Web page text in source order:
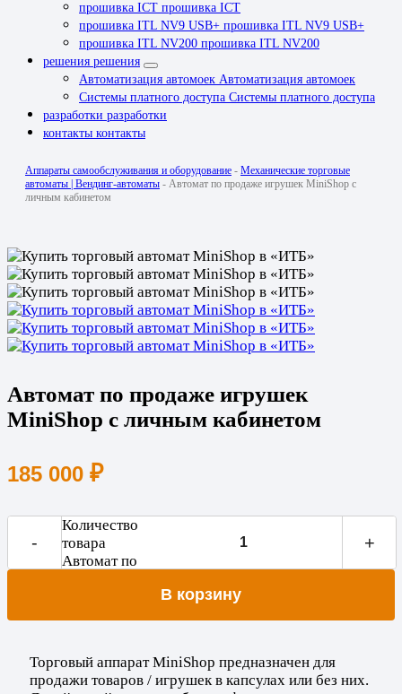
прошивка ICT прошивка ICT
прошивка ITL NV9 USB+ прошивка ITL NV9 USB+
прошивка ITL NV200 прошивка ITL NV200
решения решения
Автоматизация автомоек Автоматизация автомоек
Системы платного доступа Системы платного доступа
разработки разработки
контакты контакты
Аппараты самообслуживания и оборудование - Механические торговые
автоматы | Вендинг-автоматы - Автомат по продаже игрушек MiniShop с
личным кабинетом
Автомат по продаже игрушек
MiniShop с личным кабинетом
185 000 ₽
-
Количество
товара
Автомат по
+
В корзину
Торговый аппарат MiniShop предназначен для
продажи товаров / игрушек в капсулах или без них.